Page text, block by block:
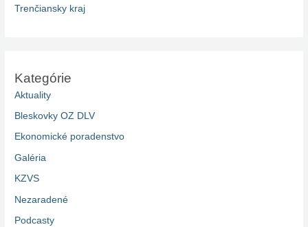
Trenčiansky kraj
Kategórie
Aktuality
Bleskovky OZ DLV
Ekonomické poradenstvo
Galéria
KZVS
Nezaradené
Podcasty